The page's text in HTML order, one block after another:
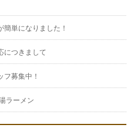
単になりました！
につきまして
募集中！
ラーメン